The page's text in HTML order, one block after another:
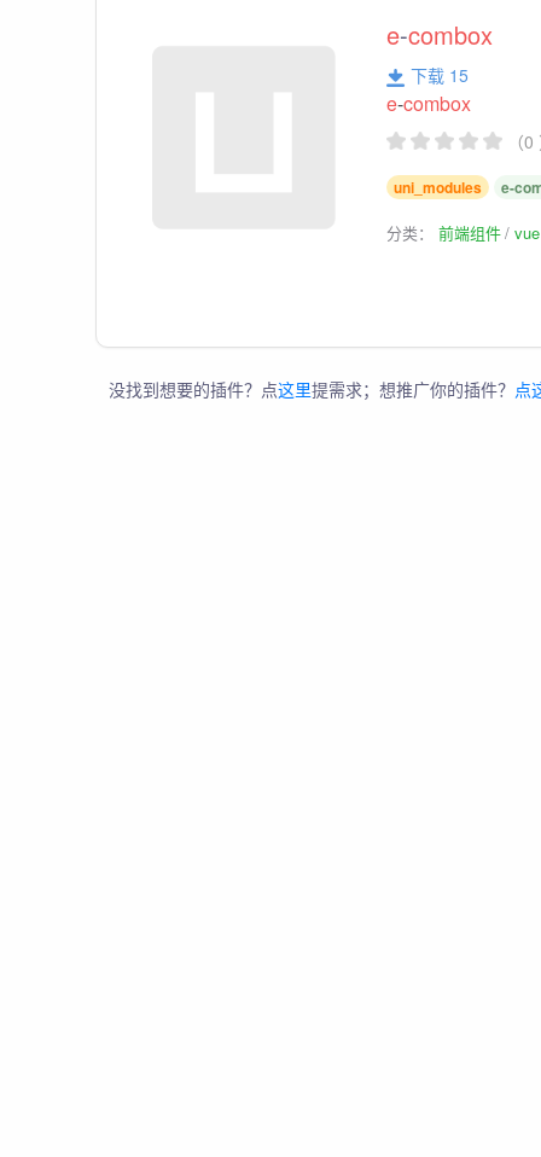
e-combox
下载 15
e-combox
（
uni_modules e-
分类：前端组件
没找到想要的插件？点这里提需求；想推广你的插件？ 点